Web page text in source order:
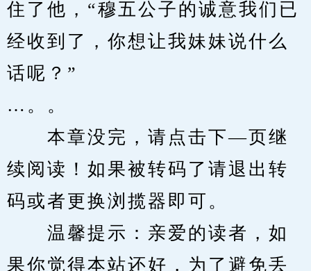
住了他，“穆五公子的诚意我们已
经收到了，你想让我妹妹说什么
话呢？”
…。。
本章没完，请点击下—页继
续阅读！如果被转码了请退出转
码或者更换浏揽器即可。
温馨提示：亲爱的读者，如
果你觉得本站还好，为了避免丢